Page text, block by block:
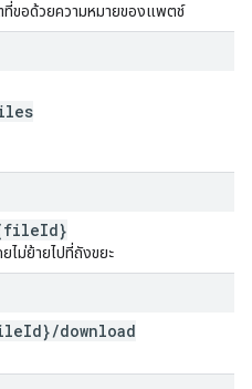
ที่ขอด้วยความหมายของแพตช์
Id}
ไม่ย้ายไปที่ถังขยะ
Id}/download